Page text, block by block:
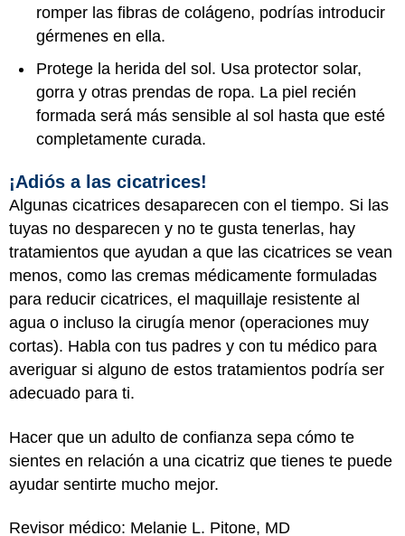
romper las fibras de colágeno, podrías introducir
gérmenes en ella.
Protege la herida del sol. Usa protector solar,
gorra y otras prendas de ropa. La piel recién
formada será más sensible al sol hasta que esté
completamente curada.
¡Adiós a las cicatrices!
Algunas cicatrices desaparecen con el tiempo. Si las
tuyas no desparecen y no te gusta tenerlas, hay
tratamientos que ayudan a que las cicatrices se vean
menos, como las cremas médicamente formuladas
para reducir cicatrices, el maquillaje resistente al
agua o incluso la cirugía menor (operaciones muy
cortas). Habla con tus padres y con tu médico para
averiguar si alguno de estos tratamientos podría ser
adecuado para ti.
Hacer que un adulto de confianza sepa cómo te
sientes en relación a una cicatriz que tienes te puede
ayudar sentirte mucho mejor.
Revisor médico: Melanie L. Pitone, MD